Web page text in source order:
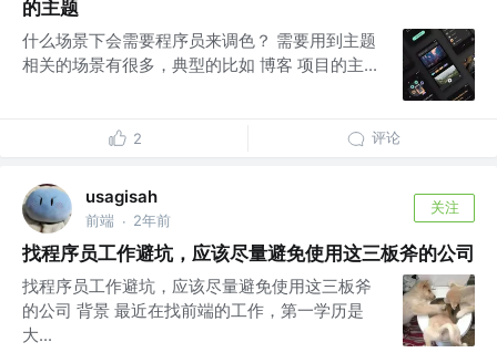
的主题
什么场景下会需要程序员来调色？ 需要用到主题
相关的场景有很多，典型的比如 博客 项目的主...
2 评论
usagisah
前端 · 2年前
关注
找程序员工作避坑，应该尽量避免使用这三板斧的公司
找程序员工作避坑，应该尽量避免使用这三板斧
的公司 背景 最近在找前端的工作，第一学历是
大...